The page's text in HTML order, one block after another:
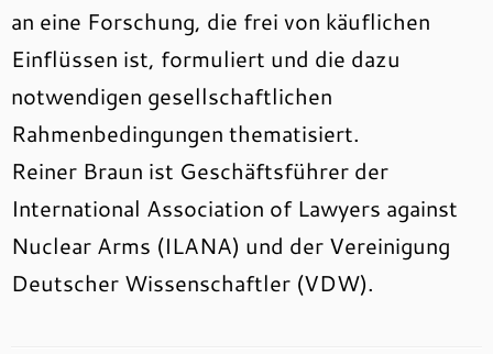
an eine Forschung, die frei von käuflichen
Einflüssen ist, formuliert und die dazu
notwendigen gesellschaftlichen
Rahmenbedingungen thematisiert.
Reiner Braun ist Geschäftsführer der
International Association of Lawyers against
Nuclear Arms (ILANA) und der Vereinigung
Deutscher Wissenschaftler (VDW).